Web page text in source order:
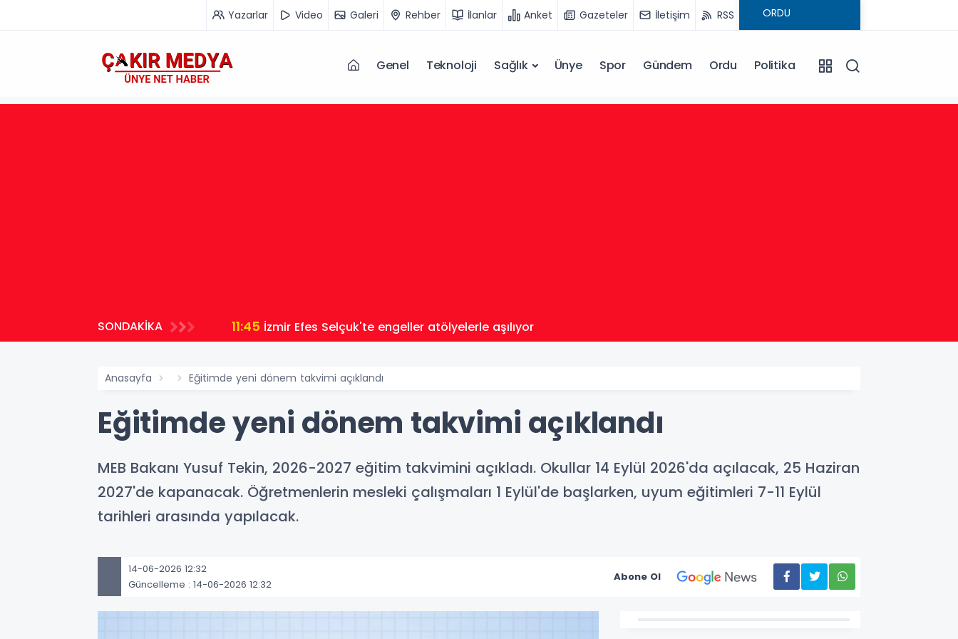
Yazarlar Video Galeri Rehber İlanlar Anket Gazeteler İletişim RSS
Genel Teknoloji Sağlık Ünye Spor Gündem Ordu Politika
SONDAKİKA 11:45 İzmir Efes Selçuk'te engeller atölyelerle aşılıyor
Anasayfa Eğitimde yeni dönem takvimi açıklandı
Eğitimde yeni dönem takvimi açıklandı
MEB Bakanı Yusuf Tekin, 2026-2027 eğitim takvimini açıkladı. Okullar 14 Eylül 2026'da açılacak, 25 Haziran
2027'de kapanacak. Öğretmenlerin mesleki çalışmaları 1 Eylül'de başlarken, uyum eğitimleri 7-11 Eylül
tarihleri arasında yapılacak.
14-06-2026 12:32
Güncelleme : 14-06-2026 12:32
Abone Ol